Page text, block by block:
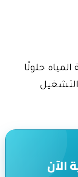
حلولًا
الآن